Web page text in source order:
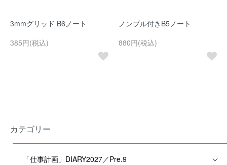
3mmグリッド B6ノート
385円(税込)
ノンブル付きB5ノート
880円(税込)
カテゴリー
「仕事計画」DIARY2027／Pre.9